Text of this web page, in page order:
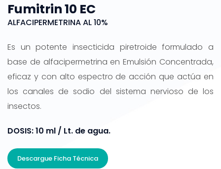
Fumitrin 10 EC
ALFACIPERMETRINA AL 10%
Es un potente insecticida piretroide formulado a
base de alfacipermetrina en Emulsión Concentrada,
eficaz y con alto espectro de acción que actúa en
los canales de sodio del sistema nervioso de los
insectos.
DOSIS: 10 ml / Lt. de agua.
Descargue Ficha Técnica